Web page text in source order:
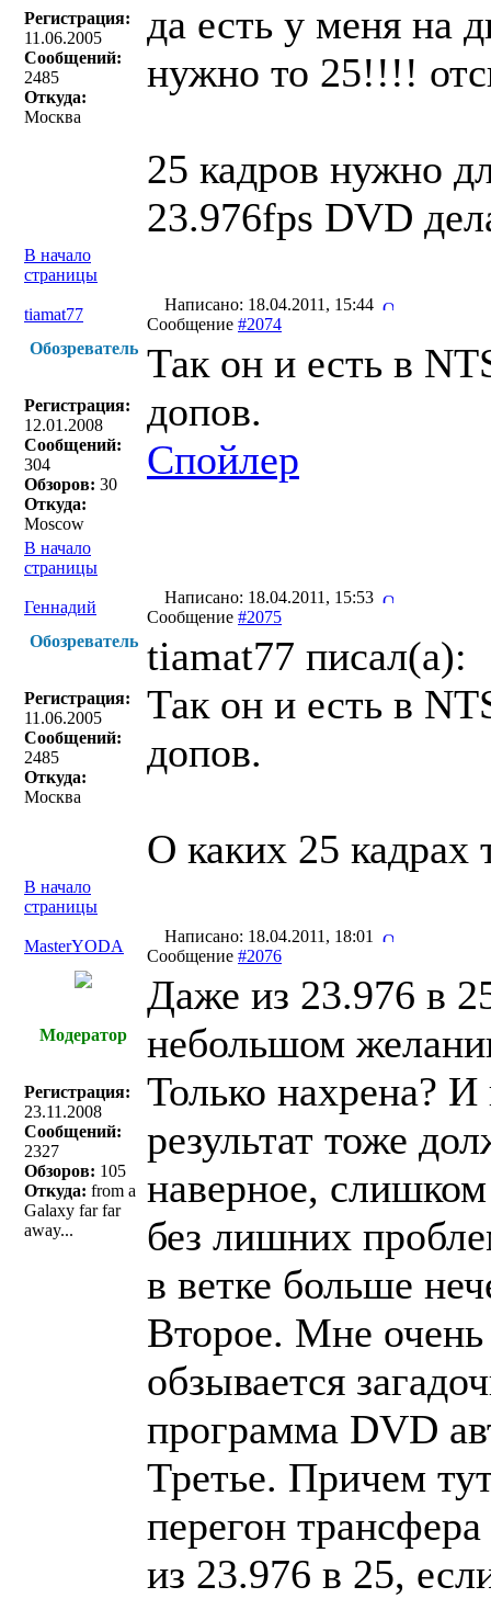
Регистрация:
11.06.2005
Сообщений:
2485
Откуда:
Москва
да есть у меня на
нужно то 25!!!!
25 кадров нужно
23.976fps DVD
В начало
страницы
tiamat77
Написано: 18.04.2011, 15:44
Сообщение #2074
Обозреватель
Регистрация:
12.01.2008
Сообщений:
304
Обзоров: 30
Откуда:
Moscow
Так он и есть в
допов.
Спойлер
В начало
страницы
Геннадий
Написано: 18.04.2011, 15:53
Сообщение #2075
Обозреватель
Регистрация:
11.06.2005
Сообщений:
2485
Откуда:
Москва
tiamat77 писал(a):
Так он и есть в
допов.
О каких 25 кадрах
В начало
страницы
MasterYODA
Написано: 18.04.2011, 18:01
Сообщение #2076
Модератор
Регистрация:
23.11.2008
Сообщений:
2327
Обзоров: 105
Откуда: from a
Galaxy far far
away...
Даже из 23.976 в
небольшом
Только нахрена?
результат тоже
наверное,
без лишних
в ветке больше
Второе. Мне очень
обзывается
программа DVD
Третье. Причем
перегон
из 23.976 в 25,